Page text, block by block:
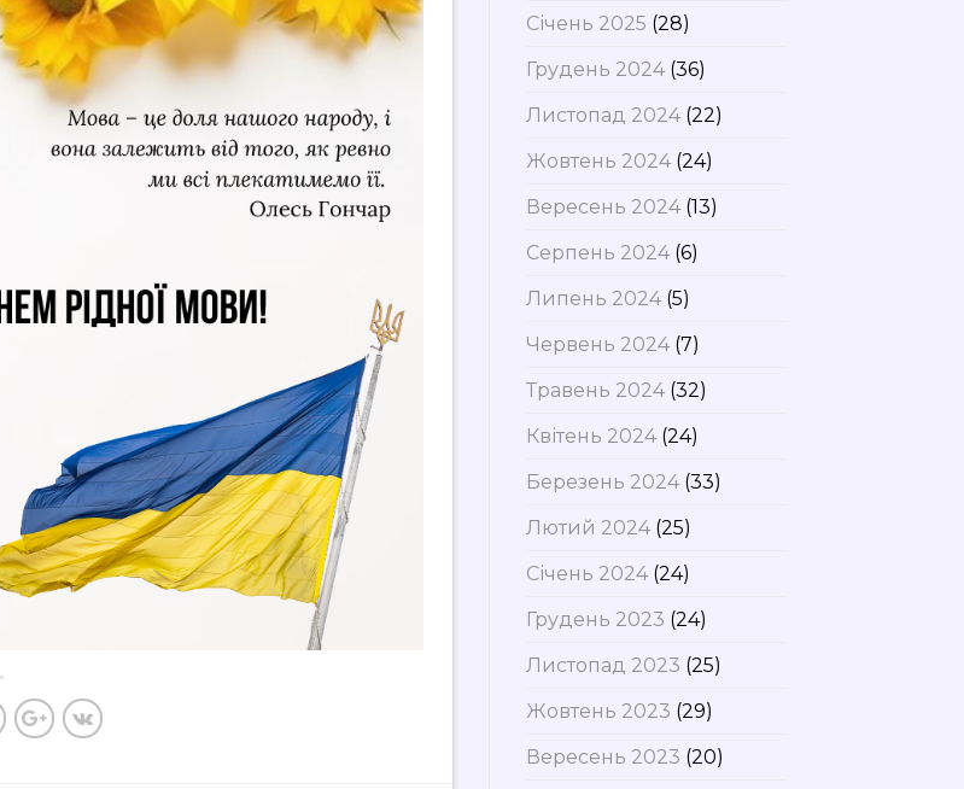
Січень 2025 (28)
Грудень 2024(36)
Листопад 2024(22)
Жовтень 2024(24)
Вересень 2024(13)
Серпень 2024(6)
Липень 2024(5)
Червень 2024(7)
Травень 2024(32)
Квітень 2024(24)
Березень 2024(33)
Лютий 2024(25)
Січень 2024(24)
Грудень 2023 (24)
Листопад 2023 (25)
Жовтень 2023 (29)
Вересень 2023 (20)